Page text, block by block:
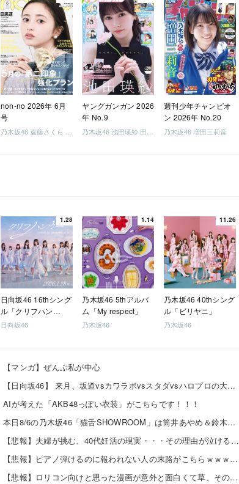
non-no 2026年 6月
号
ヤングガンガン 2026
年 No.9
週刊少年チャンピオ
ン 2026年 No.20
乃木坂46 増田三莉音
1.28
日向坂46 16thシング
ル「クリフハン
ガー」
日向坂46
1.14
乃木坂46 5thアルバ
ム「My respect」
乃木坂46
11.26
乃木坂46 40thシング
ル「ビリヤニ」
乃木坂46
【マンガ】ぜんぶ私が中心
【日向坂46】 来月、坂道vsカワラボvsスタダvsハロプロの大激戦
AIが考えた「AKB48っぽい衣装」がこちらです！！！
本日8/6の乃木坂46「猫舌SHOWROOM」は筒井あやめ＆鈴木佑捺
【悲報】夫婦が挑む、40代妊活の現実・・・その理由が泣けるｗｗｗｗ 他
【悲報】ピアノ弾けるのに報われない人の末路がこちらｗｗｗｗｗ 他
【悲報】ロリコン向けと思った漫画が意外と面白くて草、その理由がこれｗｗｗｗ 他